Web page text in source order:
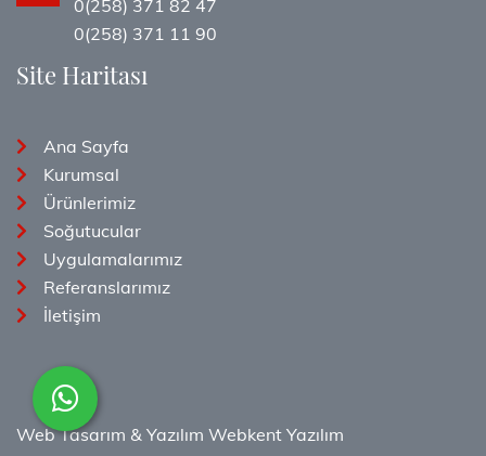
0(258) 371 82 47
0(258) 371 11 90
Site Haritası
Ana Sayfa
Kurumsal
Ürünlerimiz
Soğutucular
Uygulamalarımız
Referanslarımız
İletişim
Web Tasarım & Yazılım Webkent Yazılım